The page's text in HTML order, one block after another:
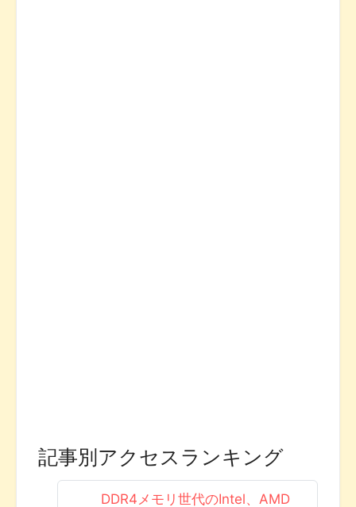
記事別アクセスランキング
DDR4メモリ世代のIntel、AMD